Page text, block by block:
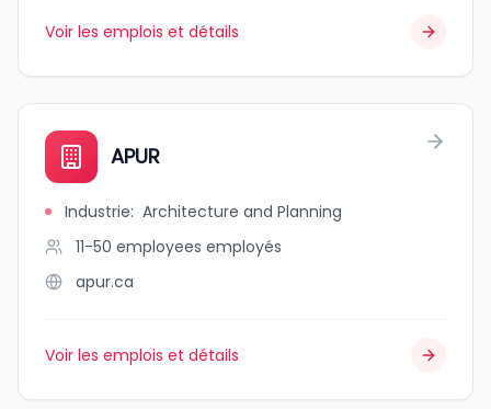
Voir les emplois et détails
APUR
Industrie: Architecture and Planning
11-50 employees employés
apur.ca
Voir les emplois et détails